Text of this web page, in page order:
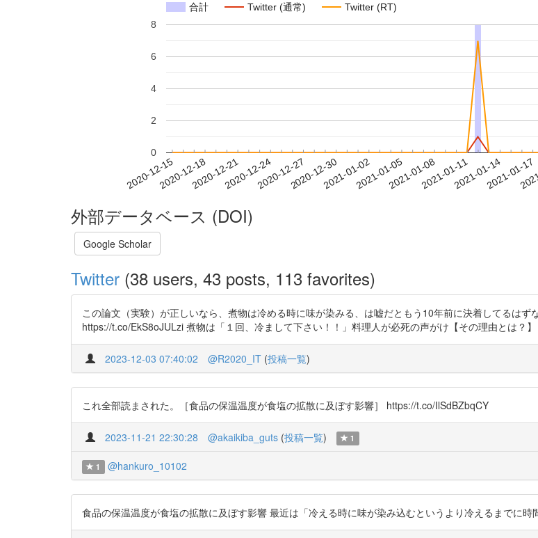
合計 Twitter (通常) Twitter (RT)
2020-12-152020-12-182020-12-212020-12-242020-12-272020-12-302021-01-022021-01-052021-01-082021-01-112021-01-142021-01-17
0
2
4
6
8
外部データベース (DOI)
Google Scholar
Twitter (38 users, 43 posts, 113 favorites)
この論文（実験）が正しいなら、煮物は冷める時に味が染みる、は嘘だともう10年前に決着してるはず
https://t.co/EkS8oJULzi 煮物は「１回、冷まして下さい！！」料理人が必死の声がけ【その理由とは？
2023-12-03 07:40:02 @R2020_IT (投稿一覧)
これ全部読まされた。［食品の保温温度が食塩の拡散に及ぼす影響］ https://t.co/IlSdBZbqCY
2023-11-21 22:30:28 @akaikiba_guts (投稿一覧) 1
1 @hankuro_10102
食品の保温温度が食塩の拡散に及ぼす影響 最近は「冷える時に味が染み込むというより冷えるまでに